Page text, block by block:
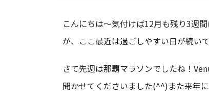
こんにちは〜気付けば12月も残り3週
が、ここ最近は過ごしやすい日が続い
さて先週は那覇マラソンでしたね！
聞かせてくださいました(^^)また来年